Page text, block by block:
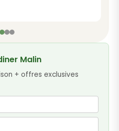
Malin
+ offres exclusives